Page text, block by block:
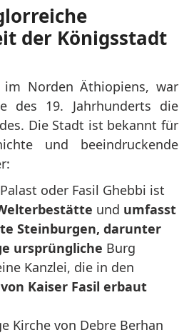
der Königsstadt
im Norden Äthiopiens, war
des 19. Jahrhunderts die
Die Stadt ist bekannt für
und beeindruckende
oder Fasil Ghebbi ist
und umfasst
Steinburgen, darunter
ursprüngliche Burg
Kanzlei, die in den
Kaiser Fasil erbaut
Kirche von Debre Berhan